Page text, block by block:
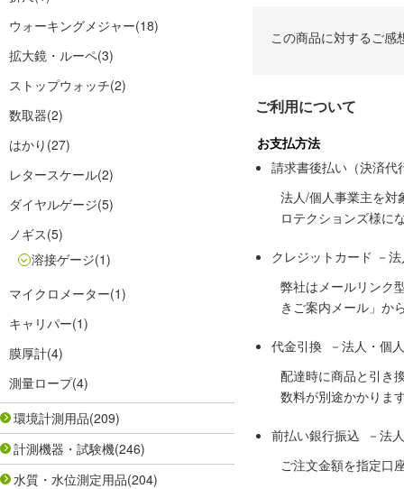
ウォーキングメジャー(18)
拡大鏡・ルーペ(3)
ストップウォッチ(2)
数取器(2)
はかり (27)
レタースケール(2)
ダイヤルゲージ(5)
ノギス(5)
溶接ゲージ(1)
マイクロメーター(1)
キャリパー(1)
膜厚計(4)
測量ロープ(4)
環境計測用品(209)
計測機器・試験機(246)
水質・水位測定用品(204)
この商品に対するご感
ご利用について
お支払方法
請求書後払い（決済代
法人/個人事業主を対
ロテクションズ様に
クレジットカード －
弊社はメールリンク
きご案内メール」か
代金引換 －法人・個
配達時に商品と引き
数料が別途かかりま
前払い銀行振込 －法
ご注文金額を指定口